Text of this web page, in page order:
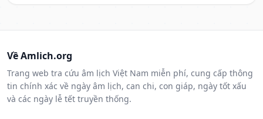
Về Amlich.org
Trang web tra cứu âm lịch Việt Nam miễn phí, cung cấp thông
tin chính xác về ngày âm lịch, can chi, con giáp, ngày tốt xấu
và các ngày lễ tết truyền thống.